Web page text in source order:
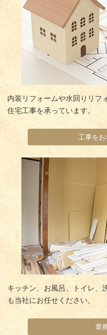
内装リフォームや水回りリフ
住宅工事を承っています。
工事を
キッチン、お風呂、トイレ、
も当社にお任せください。
業